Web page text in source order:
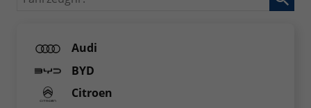
Audi
BYD
Citroen